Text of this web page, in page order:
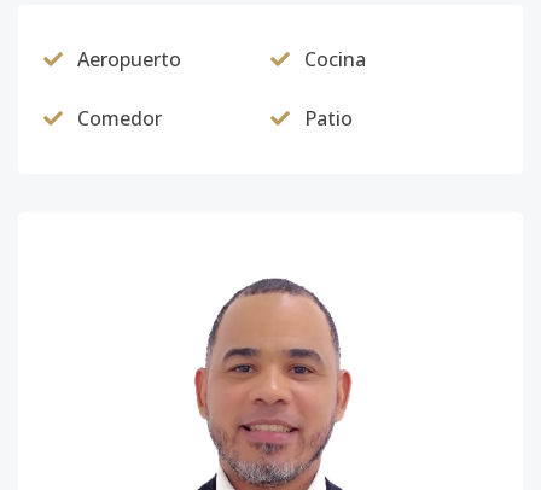
Aeropuerto Cocina
Comedor Patio